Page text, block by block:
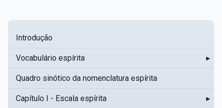
Introdução
Vocabulário espírita ▸
Quadro sinótico da nomenclatura espírita
Capítulo I - Escala espírita ▸